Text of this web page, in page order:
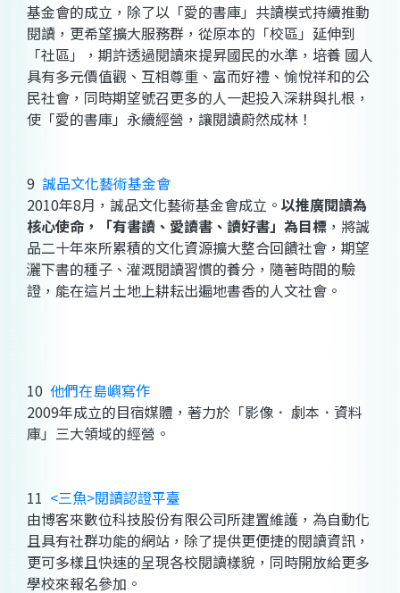
基金會的成立，除了以「愛的書庫」共讀模式持續推動
閱讀，更希望擴大服務群，從原本的「校區」延伸到
「社區」，期許透過閱讀來提昇國民的水準，培養 國人
具有多元價值觀、互相尊重、富而好禮、愉悅祥和的公
民社會，同時期望號召更多的人一起投入深耕與扎根，
使「愛的書庫」永續經營，讓閱讀蔚然成林！
9 誠品文化藝術基金會
2010年8月，誠品文化藝術基金會成立。 以推廣閱讀為
核心使命，「有書讀、愛讀書、讀好書」為目標 ，將誠
品二十年來所累積的文化資源擴大整合回饋社會，期望
灑下書的種子、灌溉閱讀習慣的養分，隨著時間的驗
證，能在這片土地上耕耘出遍地書香的人文社會。
10 他們在島嶼寫作
2009年成立的目宿媒體，著力於「影像． 劇本．資料
庫」三大領域的經營。
11 <三魚>閱讀認證平臺
由博客來數位科技股份有限公司所建置維護，為自動化
且具有社群功能的網站，除了提供更便捷的閱讀資訊，
更可多樣且快速的呈現各校閱讀樣貌，同時開放給更多
學校來報名參加。